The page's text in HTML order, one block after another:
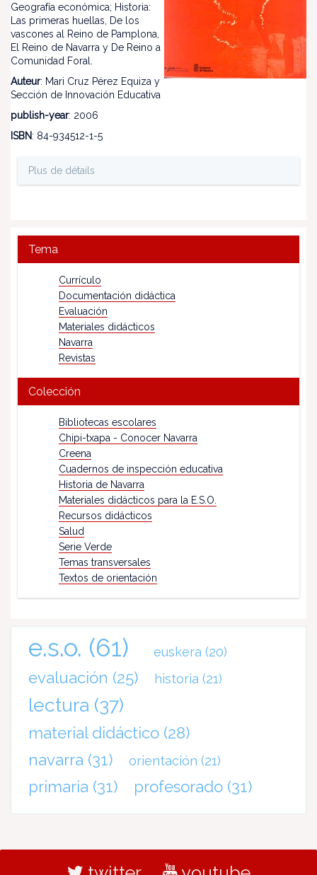
Geografía económica; Historia:
Las primeras huellas, De los
vascones al Reino de Pamplona,
El Reino de Navarra y De Reino a
Comunidad Foral.
Auteur: Mari Cruz Pérez Equiza y
Sección de Innovación Educativa
publish-year: 2006
ISBN: 84-934512-1-5
Plus de détails
Tema
Currículo
Documentación didáctica
Evaluación
Materiales didácticos
Navarra
Revistas
Colección
Bibliotecas escolares
Chipi-txapa - Conocer Navarra
Creena
Cuadernos de inspección educativa
Historia de Navarra
Materiales didácticos para la E.S.O.
Recursos didácticos
Salud
Serie Verde
Temas transversales
Textos de orientación
e.s.o. (61) euskera (20)
evaluación (25) historia (21)
lectura (37)
material didáctico (28)
navarra (31) orientación (21)
primaria (31) profesorado (31)